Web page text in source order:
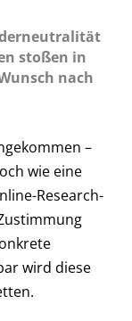
stoßen in
nach
–
wie eine
Research-
wird diese